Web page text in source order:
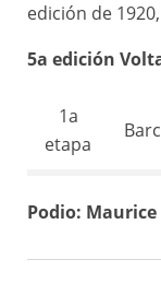
edición de
5a edición
1a
etapa
etapa
Podio: Maurice